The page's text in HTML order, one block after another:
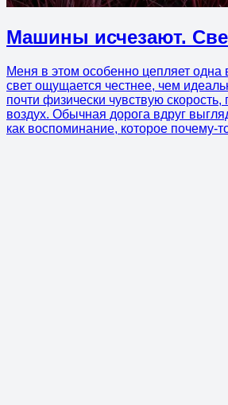
Машины исчезают.
Меня в этом особенно цепляет
свет ощущается честнее, чем
почти физически чувствую скорость,
воздух. Обычная дорога вдруг
как воспоминание, которое почему-